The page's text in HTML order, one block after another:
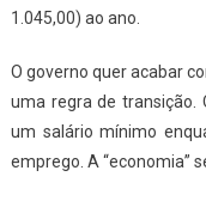
1.045,00) ao ano.
O governo quer acabar
uma regra de transição.
um salário mínimo
emprego. A “economia”